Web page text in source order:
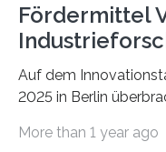
Fördermittel
Auf dem
2025 in Berlin
Überplanmäßige
More than 1 year ago